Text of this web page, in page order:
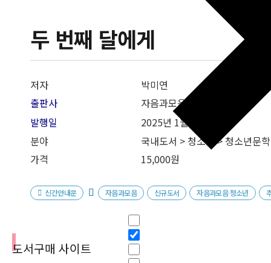
필터
두 번째 달에게
저자
박미연
출판사
자음과모음
발행일
2025년 1월 31일
분야
국내도서 > 청소년 > 청소년문학
가격
15,000원
신간안내문 자음과모음 신규도서 자음과모음 청소년
도서구매 사이트